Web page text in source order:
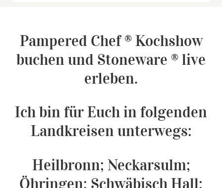
Pampered Chef ® Kochshow
buchen und Stoneware ® live
erleben.
Ich bin für Euch in folgenden
Landkreisen unterwegs:
Heilbronn; Neckarsulm;
Öhringen; Schwäbisch Hall;